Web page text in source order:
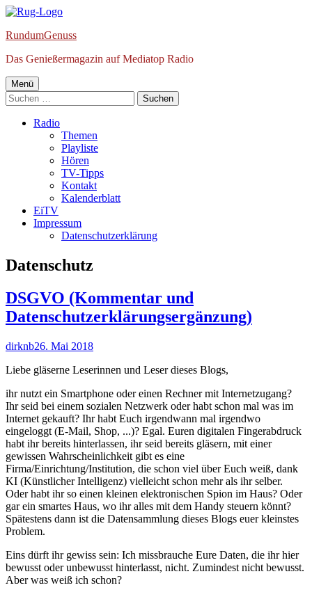
Springe
Inhalt
RundumGenuss
Das Genießermagazin auf Mediatop Radio
Primäres
Menü
Menü
Suchen
nach:
Radio
Themen
Playliste
Hören
TV-Tipps
Kontakt
Kalenderblatt
EiTV
Impressum
Datenschutzerklärung
Schlagwort:
Datenschutz
DSGVO (Kommentar und
Datenschutzerklärungsergänzung)
Autor
dirknbVeröffentlicht
26. Mai 2018
Liebe gläserne Leserinnen und Leser dieses Blogs,
ihr nutzt ein Smartphone oder einen Rechner mit Internetzugang?
Ihr seid bei einem sozialen Netzwerk oder habt schon mal was im
Internet gekauft? Ihr habt Euch irgendwann mal irgendwo
eingeloggt (E-Mail, Shop, ...)? Egal. Euren digitalen Fingerabdruck
habt ihr bereits hinterlassen, ihr seid bereits gläsern, mit einer
gewissen Wahrscheinlichkeit gibt es eine
Firma/Einrichtung/Institution, die schon viel über Euch weiß, dank
KI (Künstlicher Intelligenz) vielleicht schon mehr als ihr selber.
Oder habt ihr so einen kleinen elektronischen Spion im Haus? Oder
gar ein smartes Haus, wo ihr alles mit dem Handy steuern könnt?
Spätestens dann ist die Datensammlung dieses Blogs euer kleinstes
Problem.
Eins dürft ihr gewiss sein: Ich missbrauche Eure Daten, die ihr hier
bewusst oder unbewusst hinterlasst, nicht. Zumindest nicht bewusst.
Aber was weiß ich schon?